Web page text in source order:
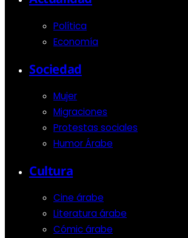
Política
Economía
Sociedad
Mujer
Migraciones
Protestas sociales
Humor Árabe
Cultura
Cine árabe
Literatura árabe
Cómic árabe